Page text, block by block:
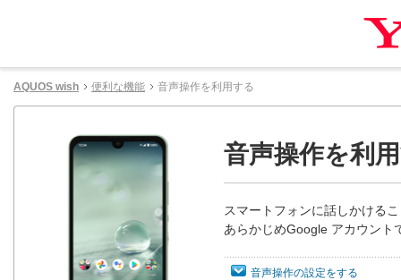
AQUOS wish 便利な機能 音声操作を利用する
音声操作を利
スマートフォンに話しかける
あらかじめGoogle アカウント
音声操作の設定をする